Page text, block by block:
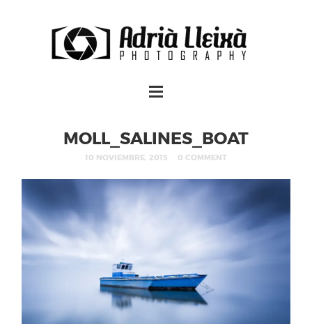
MOLL_SALINES_BOAT
10 NOVIEMBRE, 2015 0 COMMENT